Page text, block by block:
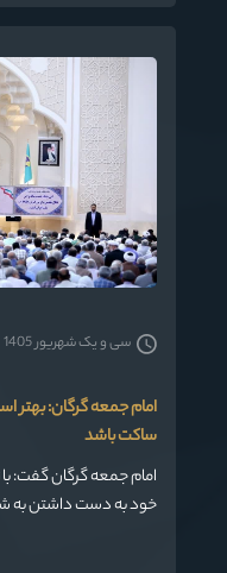
امام جمعه گرگان: بهتر
ساکت باشد
امام جمعه گرگان گفت:
خود به دست داشتن به
اعتراف کرده، بهتر است
سی و یک شهریور 1405